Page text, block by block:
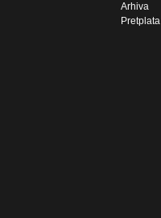
Arhiva
Pretplata